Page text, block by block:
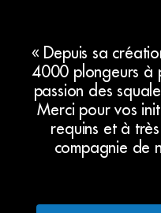
« Depuis sa
4000 plongeurs à
passion des
Merci pour vos
requins et à
compagnie de